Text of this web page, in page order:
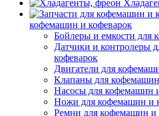
кофемашин и кофеварок
Бойлеры и емкости для
Датчики и контролеры
кофеварок
Двигатели для
Клапаны для
Насосы для кофемашин
Ножи для кофемашин и
Ремни для кофемашин и